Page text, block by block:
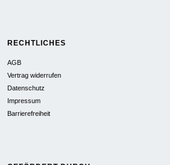
RECHTLICHES
AGB
Vertrag widerrufen
Datenschutz
Impressum
Barrierefreiheit